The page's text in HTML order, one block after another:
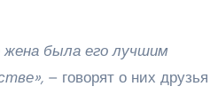
жена была его лучшим
– говорят о них друзья